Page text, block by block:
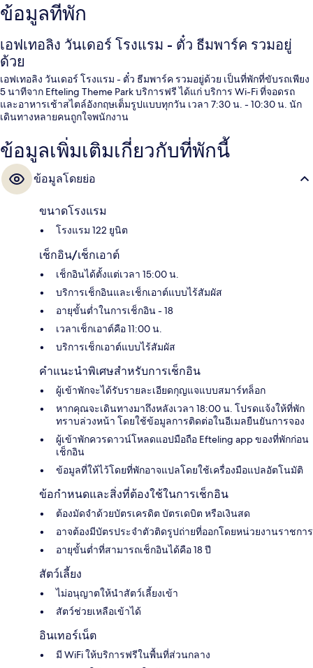
ข้อมูลที่พัก
เอฟเทอลิง วันเดอร์ โรงแรม - ตั๋ว ธีมพาร์ค รวมอยู่
ด้วย
เอฟเทอลิง วันเดอร์ โรงแรม - ตั๋ว ธีมพาร์ค รวมอยู่ด้วย เป็นที่พักที่ขับรถเพียง
5 นาทีจาก Efteling Theme Park บริการฟรี ได้แก่ บริการ Wi-Fi ที่จอดรถ
และอาหารเช้าสไตล์อังกฤษเต็มรูปแบบทุกวัน เวลา 7:30 น. - 10:30 น. นัก
เดินทางหลายคนถูกใจพนักงาน
ข้อมูลเพิ่มเติมเกี่ยวกับที่พักนี้
ข้อมูลโดยย่อ
ขนาดโรงแรม
โรงแรม 122 ยูนิต
เช็กอิน/เช็กเอาต์
เช็กอินได้ตั้งแต่เวลา 15:00 น.
บริการเช็กอินและเช็กเอาต์แบบไร้สัมผัส
อายุขั้นต่ำในการเช็กอิน - 18
เวลาเช็กเอาต์คือ 11:00 น.
บริการเช็กเอาต์แบบไร้สัมผัส
คำแนะนำพิเศษสำหรับการเช็กอิน
ผู้เข้าพักจะได้รับรายละเอียดกุญแจแบบสมาร์ทล็อก
หากคุณจะเดินทางมาถึงหลังเวลา 18:00 น. โปรดแจ้งให้ที่พัก
ทราบล่วงหน้า โดยใช้ข้อมูลการติดต่อในอีเมลยืนยันการจอง
ผู้เข้าพักควรดาวน์โหลดแอปมือถือ Efteling app ของที่พักก่อน
เช็กอิน
ข้อมูลที่ให้ไว้โดยที่พักอาจแปลโดยใช้เครื่องมือแปลอัตโนมัติ
ข้อกำหนดและสิ่งที่ต้องใช้ในการเช็กอิน
ต้องมัดจำด้วยบัตรเครดิต บัตรเดบิต หรือเงินสด
อาจต้องมีบัตรประจำตัวติดรูปถ่ายที่ออกโดยหน่วยงานราชการ
อายุขั้นต่ำที่สามารถเช็กอินได้คือ 18 ปี
สัตว์เลี้ยง
ไม่อนุญาตให้นำสัตว์เลี้ยงเข้า
สัตว์ช่วยเหลือเข้าได้
อินเทอร์เน็ต
มี WiFi ให้บริการฟรีในพื้นที่ส่วนกลาง